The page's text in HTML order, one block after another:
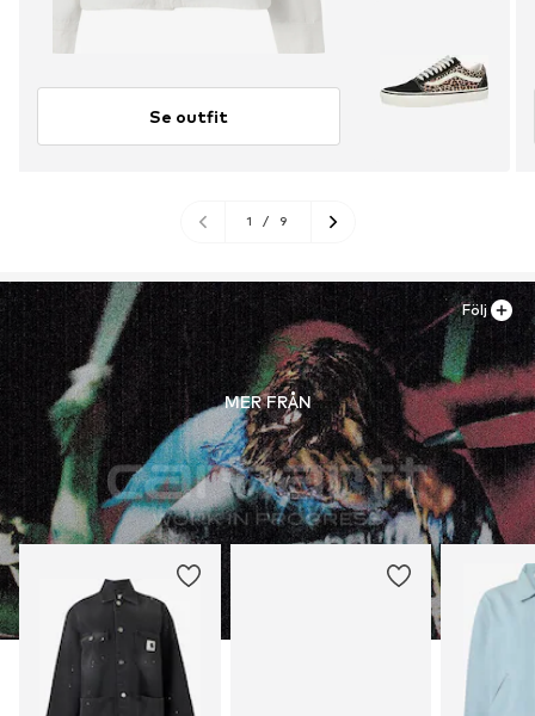
Se outfit
1 / 9
MER FRÅN
Följ